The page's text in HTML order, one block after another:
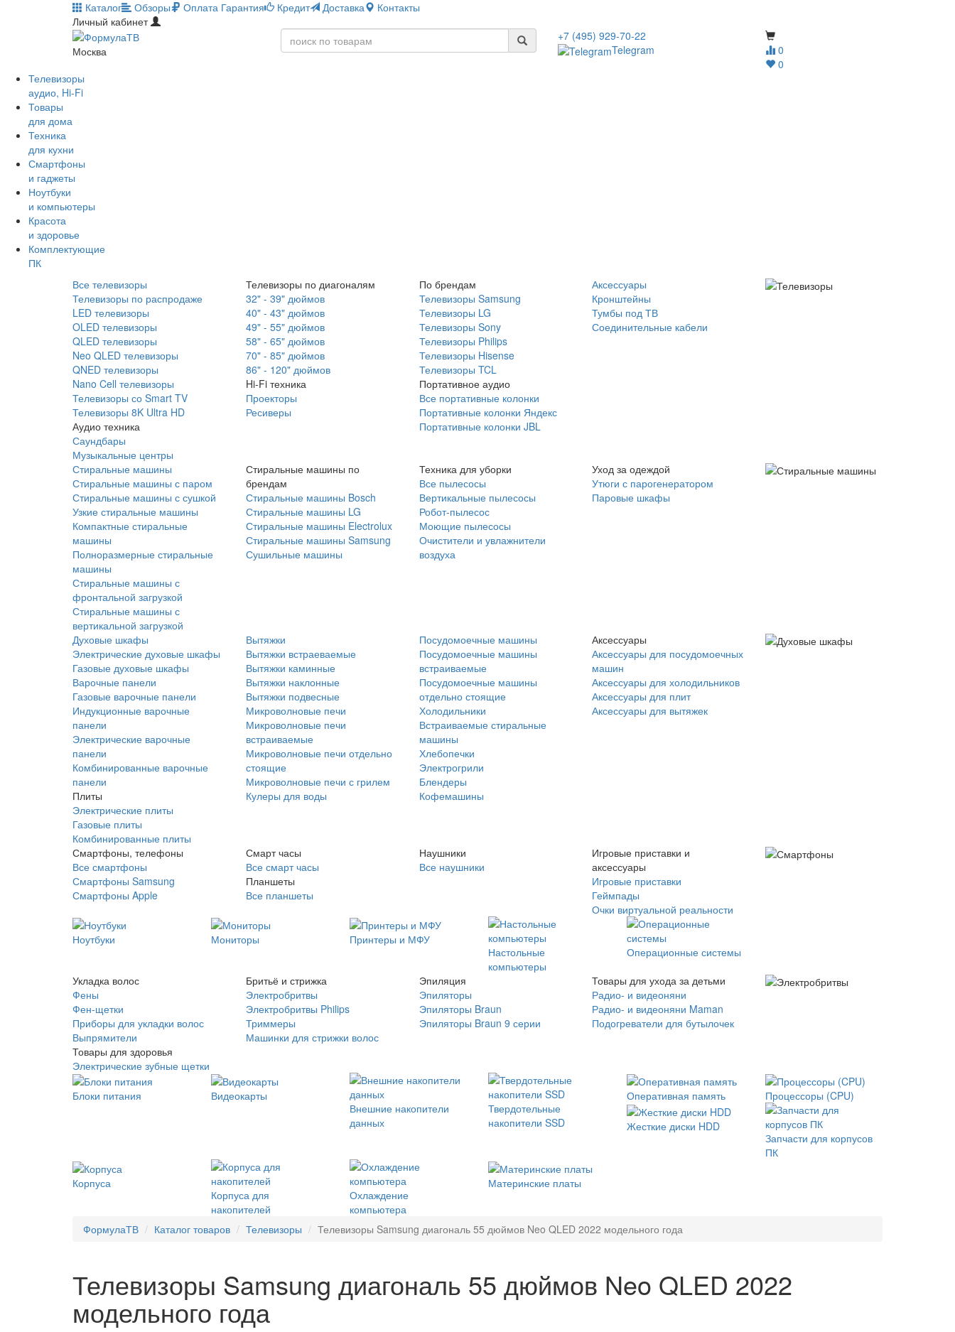
Каталог Обзоры Оплата Гарантия Кредит Доставка
Контакты
Личный кабинет
Москва
0
0
+7 (495) 929-70-22
Telegram
Телевизоры
аудио, Hi-Fi
Товары
для дома
Техника
для кухни
Смартфоны
и гаджеты
Ноутбуки
и компьютеры
Красота
и здоровье
Комплектующие
ПК
Все телевизоры
Телевизоры по распродаже
LED телевизоры
OLED телевизоры
QLED телевизоры
Neo QLED телевизоры
QNED телевизоры
Nano Cell телевизоры
Телевизоры со Smart TV
Телевизоры 8K Ultra HD
Аудио техника
Саундбары
Музыкальные центры
Телевизоры по диагоналям
32" - 39" дюймов
40" - 43" дюймов
49" - 55" дюймов
58" - 65" дюймов
70" - 85" дюймов
86" - 120" дюймов
Hi-Fi техника
Проекторы
Ресиверы
По брендам
Телевизоры Samsung
Телевизоры LG
Телевизоры Sony
Телевизоры Philips
Телевизоры Hisense
Телевизоры TCL
Портативное аудио
Все портативные колонки
Портативные колонки Яндекс
Портативные колонки JBL
Аксессуары
Кронштейны
Тумбы под ТВ
Соединительные кабели
Стиральные машины
Стиральные машины с паром
Стиральные машины с сушкой
Узкие стиральные машины
Компактные стиральные
машины
Полноразмерные стиральные
машины
Стиральные машины с
фронтальной загрузкой
Стиральные машины с
вертикальной загрузкой
Стиральные машины по
брендам
Стиральные машины Bosch
Стиральные машины LG
Стиральные машины Electrolux
Стиральные машины Samsung
Сушильные машины
Техника для уборки
Все пылесосы
Вертикальные пылесосы
Робот-пылесос
Моющие пылесосы
Очистители и увлажнители
воздуха
Уход за одеждой
Утюги с парогенератором
Паровые шкафы
Духовые шкафы
Электрические духовые шкафы
Газовые духовые шкафы
Варочные панели
Газовые варочные панели
Индукционные варочные
панели
Электрические варочные
панели
Комбинированные варочные
панели
Плиты
Электрические плиты
Газовые плиты
Комбинированные плиты
Вытяжки
Вытяжки встраеваемые
Вытяжки каминные
Вытяжки наклонные
Вытяжки подвесные
Микроволновые печи
Микроволновые печи
встраиваемые
Микроволновые печи отдельно
стоящие
Микроволновые печи с грилем
Кулеры для воды
Посудомоечные машины
Посудомоечные машины
встраиваемые
Посудомоечные машины
отдельно стоящие
Холодильники
Встраиваемые стиральные
машины
Хлебопечки
Электрогрили
Блендеры
Кофемашины
Аксессуары
Аксессуары для посудомоечных
машин
Аксессуары для холодильников
Аксессуары для плит
Аксессуары для вытяжек
Смартфоны, телефоны
Все смартфоны
Смартфоны Samsung
Смартфоны Apple
Смарт часы
Все смарт часы
Планшеты
Все планшеты
Наушники
Все наушники
Игровые приставки и
аксессуары
Игровые приставки
Геймпады
Очки виртуальной реальности
Ноутбуки Мониторы
Принтеры и МФУ
Настольные
компьютеры
Операционные системы
Укладка волос
Фены
Фен-щетки
Приборы для укладки волос
Выпрямители
Товары для здоровья
Электрические зубные щетки
Бритьё и стрижка
Электробритвы
Электробритвы Philips
Триммеры
Машинки для стрижки волос
Эпиляция
Эпиляторы
Эпиляторы Braun
Эпиляторы Braun 9 серии
Товары для ухода за детьми
Радио- и видеоняни
Радио- и видеоняни Maman
Подогреватели для бутылочек
Блоки питания
Видеокарты
Внешние накопители
данных
Твердотельные
накопители SSD
Оперативная память Процессоры (CPU)
Жесткие диски HDD
Запчасти для корпусов
ПК
Корпуса
Корпуса для
накопителей
Охлаждение
компьютера
Материнские платы
ФормулаТВ Каталог товаров Телевизоры Телевизоры Samsung диагональ 55 дюймов Neo QLED 2022 модельного года
Телевизоры Samsung диагональ 55 дюймов Neo QLED 2022
модельного года